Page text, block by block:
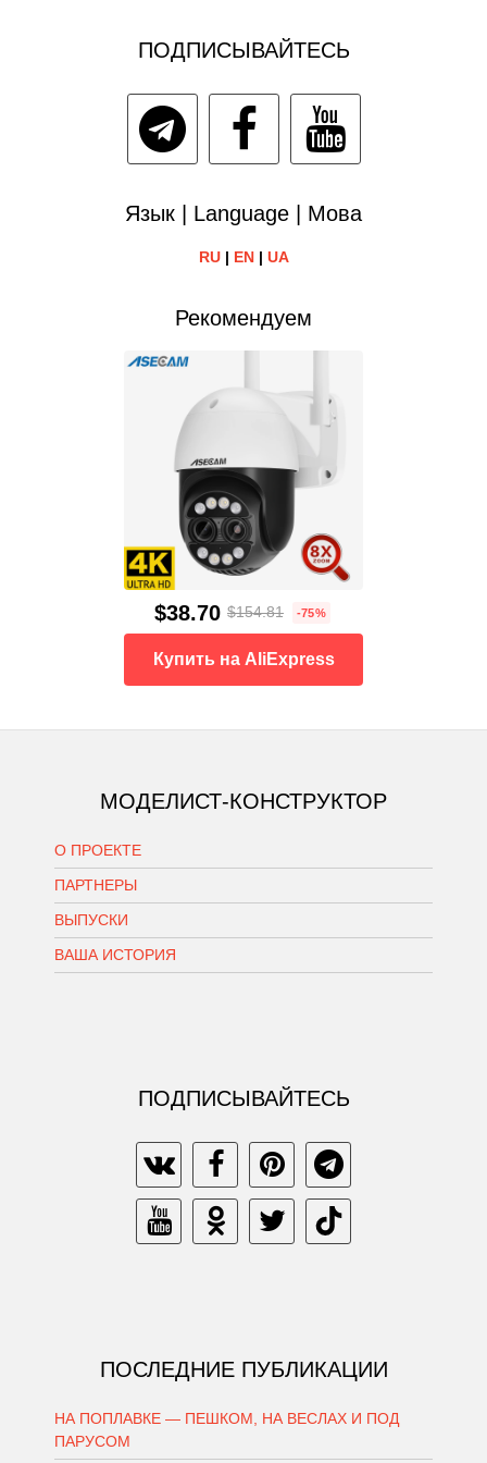
ПОДПИСЫВАЙТЕСЬ
Язык | Language | Мова
RU| EN| UA
Рекомендуем
$38.70 $154.81 -75%
Купить на AliExpress
МОДЕЛИСТ-КОНСТРУКТОР
О ПРОЕКТЕ
ПАРТНЕРЫ
ВЫПУСКИ
ВАША ИСТОРИЯ
ПОДПИСЫВАЙТЕСЬ
ПОСЛЕДНИЕ ПУБЛИКАЦИИ
НА ПОПЛАВКЕ — ПЕШКОМ, НА ВЕСЛАХ И ПОД
ПАРУСОМ